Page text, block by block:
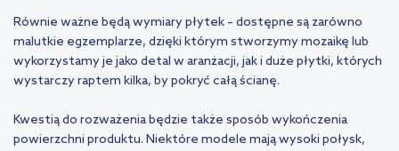
Równie ważne będą wymiary płytek – dostępne są zarówno
malutkie egzemplarze, dzięki którym stworzymy mozaikę lub
wykorzystamy je jako detal w aranżacji, jak i duże płytki, których
wystarczy raptem kilka, by pokryć całą ścianę.
Kwestią do rozważenia będzie także sposób wykończenia
powierzchni produktu. Niektóre modele mają wysoki połysk,